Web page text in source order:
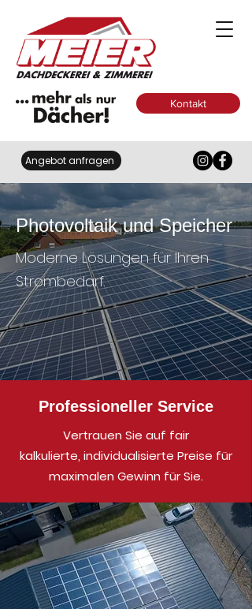
Angebot anfragen
Kontakt
Photovoltaik und Speicher
Moderne Lösungen für Ihren
Strombedarf.
Professioneller Service
Vertrauen Sie auf fair
kalkulierte, individualisierte Preise für
maximalen Gewinn für Sie.